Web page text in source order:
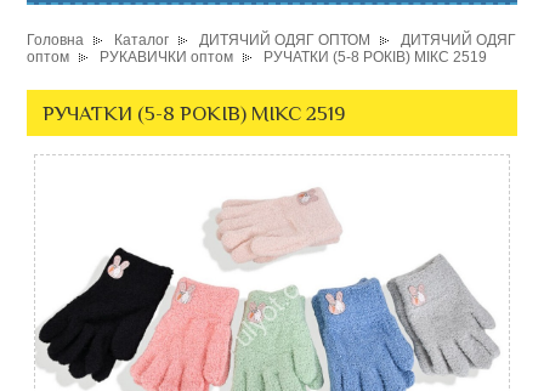
Головна Каталог ДИТЯЧИЙ ОДЯГ ОПТОМ
ДИТЯЧИЙ ОДЯГ
оптом
РУКАВИЧКИ оптом РУЧАТКИ (5-8 РОКІВ) МІКС 2519
РУЧАТКИ (5-8 РОКІВ) МІКС 2519